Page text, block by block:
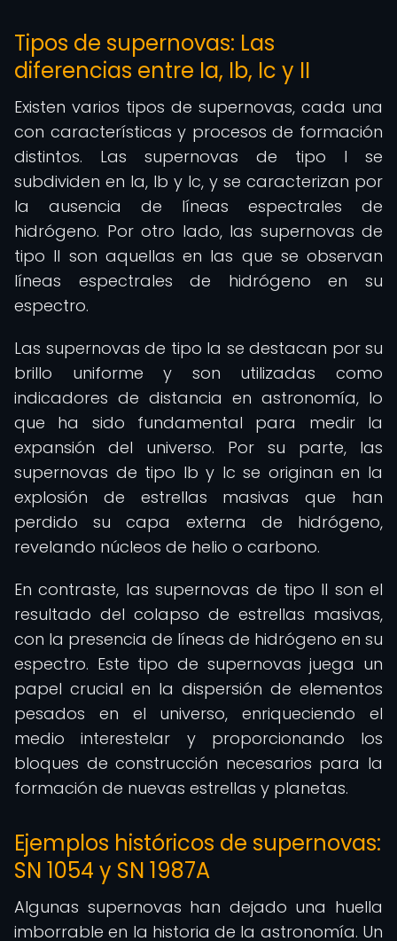
Tipos de supernovas: Las
diferencias entre Ia, Ib, Ic y II
Existen varios tipos de supernovas, cada una
con características y procesos de formación
distintos. Las supernovas de tipo I se
subdividen en Ia, Ib y Ic, y se caracterizan por
la ausencia de líneas espectrales de
hidrógeno. Por otro lado, las supernovas de
tipo II son aquellas en las que se observan
líneas espectrales de hidrógeno en su
espectro.
Las supernovas de tipo Ia se destacan por su
brillo uniforme y son utilizadas como
indicadores de distancia en astronomía, lo
que ha sido fundamental para medir la
expansión del universo. Por su parte, las
supernovas de tipo Ib y Ic se originan en la
explosión de estrellas masivas que han
perdido su capa externa de hidrógeno,
revelando núcleos de helio o carbono.
En contraste, las supernovas de tipo II son el
resultado del colapso de estrellas masivas,
con la presencia de líneas de hidrógeno en su
espectro. Este tipo de supernovas juega un
papel crucial en la dispersión de elementos
pesados en el universo, enriqueciendo el
medio interestelar y proporcionando los
bloques de construcción necesarios para la
formación de nuevas estrellas y planetas.
Ejemplos históricos de supernovas:
SN 1054 y SN 1987A
Algunas supernovas han dejado una huella
imborrable en la historia de la astronomía. Un